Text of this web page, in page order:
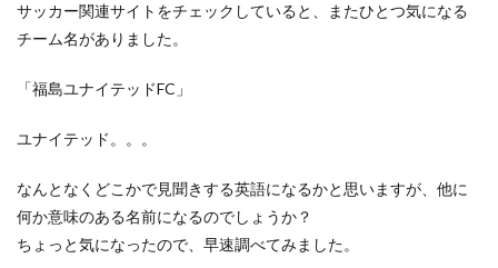
サッカー関連サイトをチェックしていると、またひとつ気になる
チーム名がありました。
「福島ユナイテッドFC」
ユナイテッド。。。
なんとなくどこかで見聞きする英語になるかと思いますが、他に
何か意味のある名前になるのでしょうか？
ちょっと気になったので、早速調べてみました。